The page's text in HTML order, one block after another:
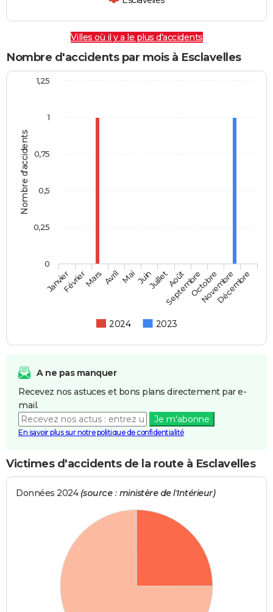
Villes où il y a le plus d'accidents
Nombre d'accidents par mois à Esclavelles
Nombre d'accidents
2024 2023
JanvierFévrierMars AvrilMaiJuinJuilletAoût
SeptembreOctobre
Novembre
Décembre
0
1
0,25
0,5
0,75
1,25
A ne pas manquer
Recevez nos astuces et bons plans directement par e-
mail.
Je m'abonne
En savoir plus sur notre politique de confidentialité
Victimes d'accidents de la route à Esclavelles
Données 2024 (source : ministère de l'Intérieur)